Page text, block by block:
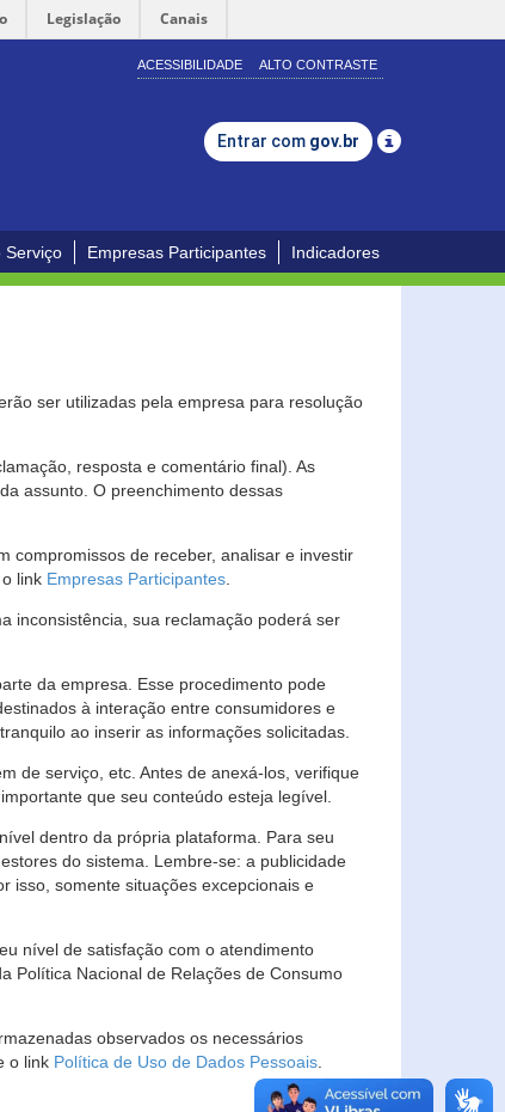
Legislação Canais
ACESSIBILIDADE ALTO CONTRASTE
Entrar com gov.br
Serviço Empresas Participantes Indicadores
ser utilizadas pela empresa para resolução
resposta e comentário final). As
assunto. O preenchimento dessas
compromissos de receber, analisar e investir
link Empresas Participantes
inconsistência, sua reclamação poderá ser
da empresa. Esse procedimento pode
à interação entre consumidores e
ao inserir as informações solicitadas.
de serviço, etc. Antes de anexá-los, verifique
que seu conteúdo esteja legível.
dentro da própria plataforma. Para seu
do sistema. Lembre-se: a publicidade
isso, somente situações excepcionais e
nível de satisfação com o atendimento
Política Nacional de Relações de Consumo
observados os necessários
o link Política de Uso de Dados Pessoais